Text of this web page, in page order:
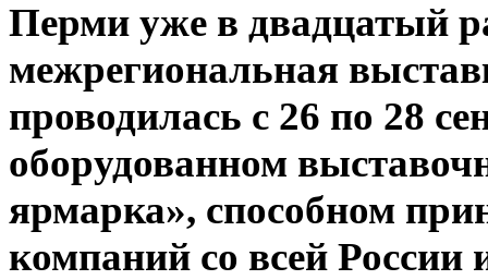
Перми уже в двадцатый
межрегиональная
проводилась с 26 по 28
оборудованном
ярмарка», способном
компаний со всей России